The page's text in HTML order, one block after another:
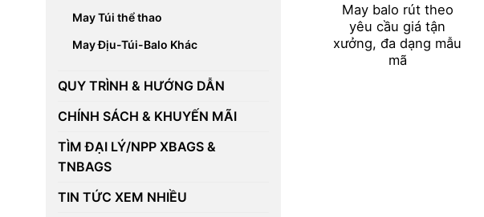
May Túi thể thao
May Địu-Túi-Balo Khác
QUY TRÌNH & HƯỚNG DẪN
CHÍNH SÁCH & KHUYẾN MÃI
TÌM ĐẠI LÝ/NPP XBAGS &
TNBAGS
TIN TỨC XEM NHIỀU
May balo rút theo
yêu cầu giá tận
xưởng, đa dạng mẫu
mã